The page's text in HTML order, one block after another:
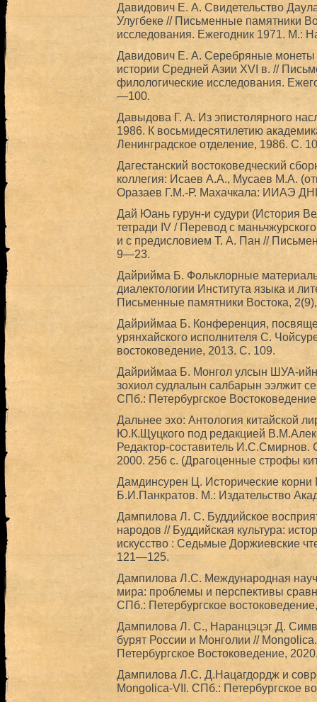
Давидович Е. А. Свидетельство
Улугбеке // Письменные памятники
исследования. Ежегодник 1971. М.:
Давидович Е. А. Серебряные монеты
истории Средней Азии XVI в. //
филологические исследования.
—100.
Давыдова Г. А. Из эпистолярного
1986. К восьмидесятилетию
Ленинградское отделение, 1986. С.
Дагестанский востоковедческий
коллегия: Исаев А.А., Мусаев М.А.
Оразаев Г.М.-Р. Махачкала: ИИАЭ
Дай Юань гурун-и судури (История
тетради IV / Перевод с
и с предисловием Т. А. Пан //
9—23.
Дайрийма Б. Фольклорные
диалектологии Института языка и
Письменные памятники Востока,
Дайриймаа Б. Конференция,
урянхайского исполнителя С.
востоковедение, 2013. С. 109.
Дайриймаа Б. Монгол улсын ШУА-ийн
зохиол судлалын салбарын ээлжит
СПб.: Петербургское
Дальнее эхо: Антология китайской
Ю.К.Щуцкого под редакцией
Редактор-составитель И.С.Смирнов.
2000. 256 с. (Драгоценные строфы
Дамдинсурен Ц. Исторические корни
Б.И.Панкратов. М.: Издательство
Дампилова Л. С. Буддийское
народов // Буддийская культура:
искусство : Седьмые Доржиевские
121—125.
Дампилова Л.С. Международная
мира: проблемы и перспективы
СПб.: Петербургское
Дампилова Л. С., Наранцэцэг Д.
бурят России и Монголии //
Петербургское Востоковедение,
Дампилова Л.С. Д.Нацагдордж и
Mongolica-VII. СПб.: Петербургское